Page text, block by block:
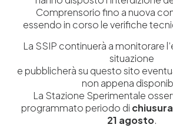
Codice fiscale e Partita Iva 07936981211
Codice di iscrizione all’Anagrafe Nazionale
Capitale SocialeEuro9.690.240,00
Pec
Via Campi Flegrei, 34 – 80078
Comprensorio fino a nuova
essendo in corso le verifiche
La SSIP continuerà a monitorare
situazione
e pubblicherà su questo sito
non appena
La Stazione Sperimentale
programmato periodo di
21 agosto.